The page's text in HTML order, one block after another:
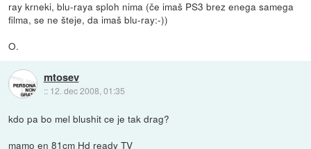
ray krneki, blu-raya sploh nima (če imaš PS3 brez enega samega
filma, se ne šteje, da imaš blu-ray:-))
O.
mtosev
:: 12. dec 2008, 01:35
kdo pa bo mel blushit ce je tak drag?
mamo en 81cm Hd ready TV